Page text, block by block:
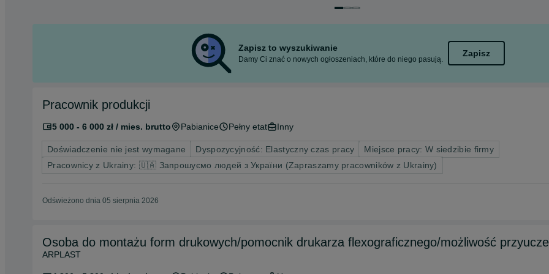
Przejdź do slajdu 1 z 3
Przejdź do slajdu 2 z 3
Przejdź do slajdu 3 z 3
Zapisz to wyszukiwanie
Damy Ci znać o nowych ogłoszeniach, które do niego pasują.
Zapisz
Pracownik produkcji
5 000 - 6 000 zł / mies. brutto Pabianice Pełny etat Inny
Doświadczenie nie jest wymagane Dyspozycyjność: Elastyczny czas pracy
Miejsce pracy: W siedzibie firmy
Pracownicy z Ukrainy: 🇺🇦 Запрошуємо людей з України (Zapraszamy pracowników z Ukrainy)
Odświeżono dnia 05 sierpnia 2026
Osoba do montażu form drukowych/pomocnik drukarza flexograficznego/możliwość
ARPLAST